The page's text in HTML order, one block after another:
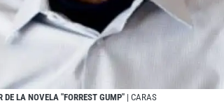
LA NOVELA "FORREST GUMP" | CARAS